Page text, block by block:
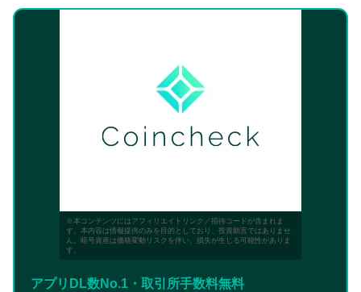
※本コンテンツにはアフィリエイトリンク／招待コードが含まれま
す。本内容は情報提供のみを目的としており、投資助言ではありませ
ん。暗号資産は価格変動リスクを伴い、損失が生じる可能性がありま
す。
アプリDL数No.1・取引所手数料無料